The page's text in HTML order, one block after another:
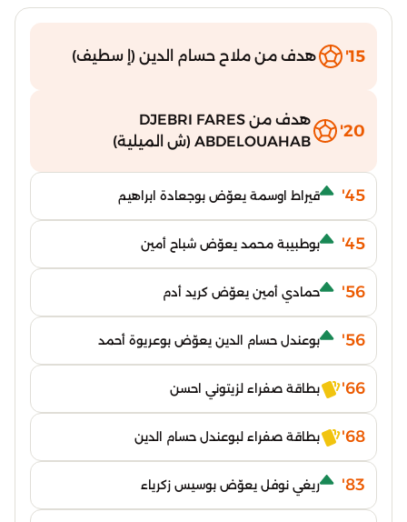
15' هدف من ملاح حسام الدين (إ سطيف)
20'
هدف من DJEBRI FARES
ABDELOUAHAB (ش الميلية)
45' قيراط اوسمة يعوّض بوجعادة ابراهيم
45' بوطبيبة محمد يعوّض شباح أمين
56' حمادي أمين يعوّض كريد أدم
56' بوعندل حسام الدين يعوّض بوعريوة أحمد
66' بطاقة صفراء لزيتوني احسن
68' بطاقة صفراء لبوعندل حسام الدين
83' ريغي نوفل يعوّض بوسيس زكرياء